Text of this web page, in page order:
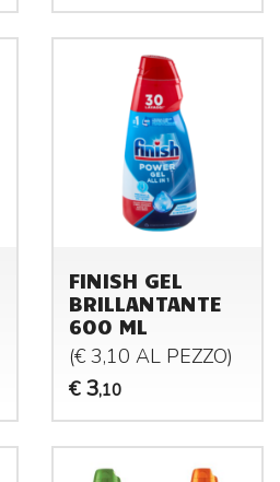
FINISH GEL
BRILLANTANTE
600 ML
(€ 3,10 AL PEZZO)
€ 3,10